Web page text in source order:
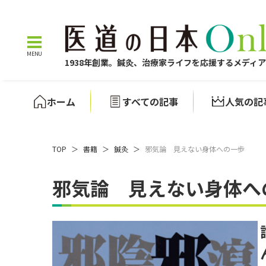
1938年創業。鍼灸、治療家ライフを応援するメディ
ホーム すべての記事 人気の記
TOP ＞ 書籍 ＞ 鍼灸 ＞ 邪気論 見えない身体への一歩
邪気論 見えない身体へ